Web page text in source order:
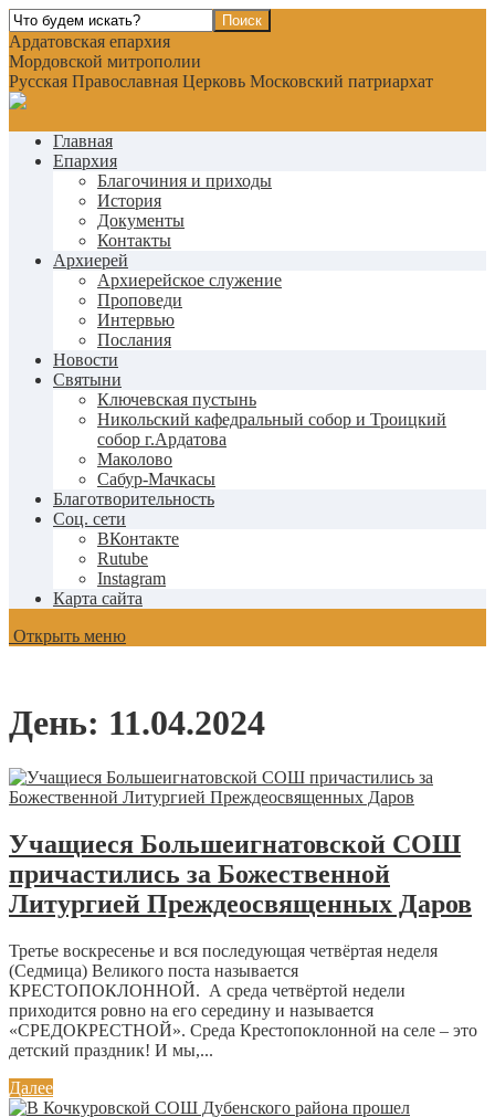
Ардатовская епархия
Мордовской митрополии
Русская Православная Церковь Московский патриархат
Главная
Епархия
Благочиния и приходы
История
Документы
Контакты
Архиерей
Архиерейское служение
Проповеди
Интервью
Послания
Новости
Святыни
Ключевская пустынь
Никольский кафедральный собор и Троицкий
собор г.Ардатова
Маколово
Сабур-Мачкасы
Благотворительность
Соц. сети
ВКонтакте
Rutube
Instagram
Карта сайта
Открыть меню
День: 11.04.2024
Учащиеся Большеигнатовской СОШ
причастились за Божественной
Литургией Преждеосвященных Даров
Третье воскресенье и вся последующая четвёртая неделя
(Седмица) Великого поста называется
КРЕСТОПОКЛОННОЙ. А среда четвёртой недели
приходится ровно на его середину и называется
«СРЕДОКРЕСТНОЙ». Среда Крестопоклонной на селе – это
детский праздник! И мы,...
Далее